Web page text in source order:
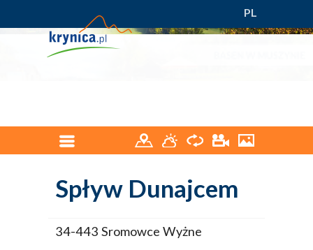
PL
Spływ Dunajcem
34-443 Sromowce Wyżne